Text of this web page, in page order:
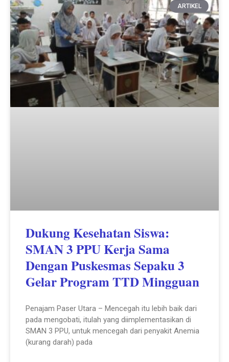
ARTIKEL
Dukung Kesehatan Siswa:
SMAN 3 PPU Kerja Sama
Dengan Puskesmas Sepaku 3
Gelar Program TTD Mingguan
Penajam Paser Utara – Mencegah itu lebih baik dari
pada mengobati, itulah yang diimplementasikan di
SMAN 3 PPU, untuk mencegah dari penyakit Anemia
(kurang darah) pada